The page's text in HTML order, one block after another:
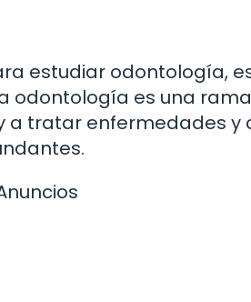
estudiar odontología,
odontología es una
tratar enfermedades y